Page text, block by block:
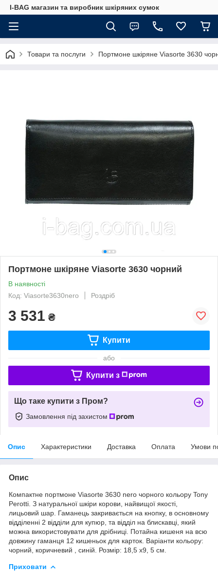
I-BAG магазин та виробник шкіряних сумок
Товари та послуги Портмоне шкіряне Viasorte 3630
Портмоне шкіряне Viasorte 3630 чорний
В наявності
Код: Viasorte3630nero
Роздріб
3 531 ₴
Купити
або
Купити з
Що таке купити з Пром?
Замовлення під захистом
Опис Характеристики Доставка Оплата Умови
Опис
Компактне портмоне Viasorte 3630 nero чорного кольору Tony
Perotti. З натуральної шкіри корови, найвищої якості,
лицьовий шар. Гаманець закривається на кнопку, в основному
відділенні 2 відділи для купюр, та відділ на блискавці, який
можна використовувати для дрібниці. Потайна кишеня на всю
довжину гаманця 12 кишеньок для карток. Варіанти кольору:
чорний, коричневий , синій. Розмір: 18,5 х9, 5 см.
Приховати